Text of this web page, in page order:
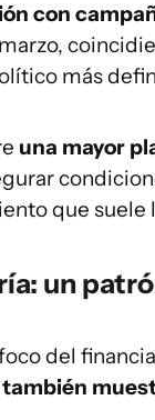
con
más
una mayor
que suele
un
del